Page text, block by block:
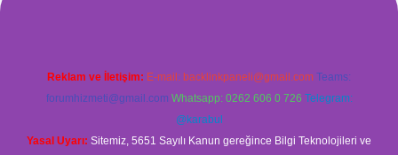
Reklam ve İletişim: E-mail: backlinkpaneli@gmail.com Teams:
forumhizmeti@gmail.com Whatsapp: 0262 606 0 726 Telegram:
@karabul
Yasal Uyarı: Sitemiz, 5651 Sayılı Kanun gereğince Bilgi Teknolojileri ve